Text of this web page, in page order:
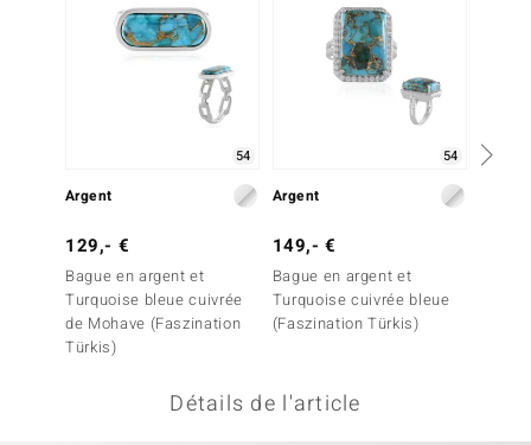
54
Argent
129,- €
Bague en argent et
Turquoise bleue cuivrée
de Mohave (Faszination
Türkis)
54
Argent
149,- €
Bague en argent et
Turquoise cuivrée bleue
(Faszination Türkis)
Détails de l'article